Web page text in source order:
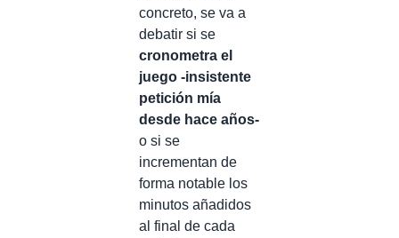
concreto, se va a
debatir si se
cronometra el
juego -insistente
petición mía
desde hace años-
o si se
incrementan de
forma notable los
minutos añadidos
al final de cada